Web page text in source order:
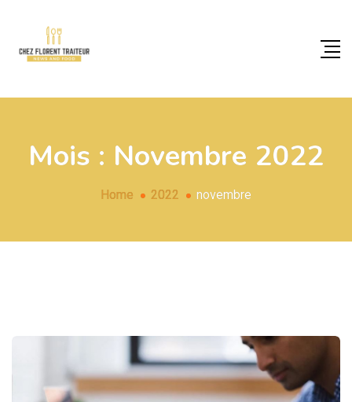
Mois : Novembre 2022
Home 2022 novembre